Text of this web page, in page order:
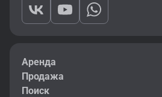
Аренда
Продажа
Поиск